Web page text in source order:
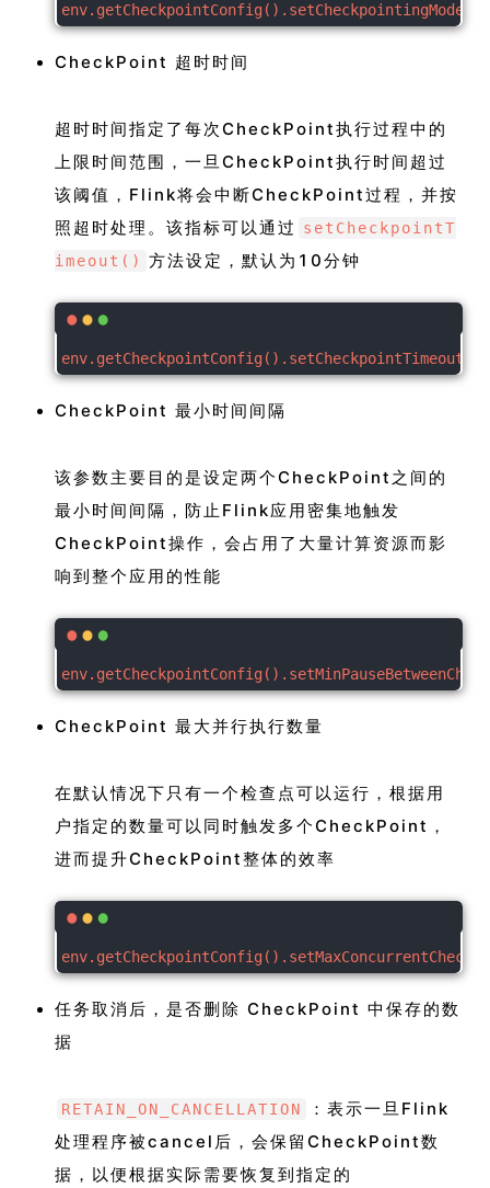
CheckPoint 超时时间
超时时间指定了每次CheckPoint执行过程中的
上限时间范围，一旦CheckPoint执行时间超过
该阈值，Flink将会中断CheckPoint过程，并按
照超时处理。该指标可以通过
setCheckpointT
imeout()
方法设定，默认为10分钟
env.getCheckpointConfig().setCheckpointTimeout(
CheckPoint 最小时间间隔
该参数主要目的是设定两个CheckPoint之间的
最小时间间隔，防止Flink应用密集地触发
CheckPoint操作，会占用了大量计算资源而影
响到整个应用的性能
CheckPoint 最大并行执行数量
在默认情况下只有一个检查点可以运行，根据用
户指定的数量可以同时触发多个CheckPoint，
进而提升CheckPoint整体的效率
任务取消后，是否删除 CheckPoint 中保存的数
据
RETAIN_ON_CANCELLATION
：表示一旦Flink
处理程序被cancel后，会保留CheckPoint数
据，以便根据实际需要恢复到指定的